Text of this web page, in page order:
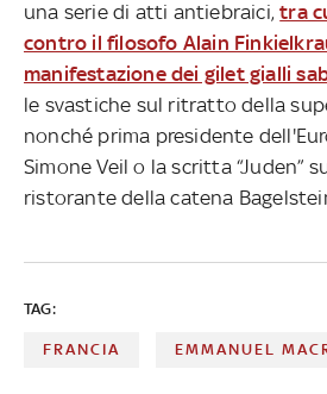
una serie di atti antiebraici,tra
contro il filosofo Alain
manifestazione dei gilet gialli
le svastiche sul ritratto della
nonché prima presidente
Simone Veil o la scritta “Juden”
ristorante della catena
TAG:
FRANCIA EMMANUEL